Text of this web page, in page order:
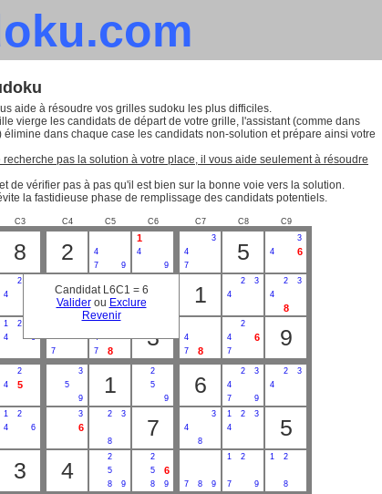
Candidat L6C1 = 6
Validerou Exclure
Revenir
aide à résoudre vos grilles sudoku les plus difficiles.
vierge les candidats de départ de votre grille, l'assistant (comme dans
élimine dans chaque case les candidats non-solution et prépare ainsi votre
recherche pas la solution à votre place, il vous aide seulement à résoudre
de vérifier pas à pas qu'il est bien sur la bonne voie vers la solution.
la fastidieuse phase de remplissage des candidats potentiels.
C3 C4 C5 C6 C7 C8 C9
8 2
4
7
9
1
4
9
3
4
7
5
3
4
6
2
4
5
9
6 4 1
2
3
4
2
3
4
8
1
2
4
6
7
4
7
8
3
4
7
8
2
4
6
7
9
2
4
5
3
5
9
1
2
5
9
6
2
3
4
7
9
2
3
4
1
2
4
6
3
6
2 3
8
7
3
4
8
1 2
3
4
5
3 4
2
5
8
9
2
5
6
8 9 7 8 9
1 2
7 9
1 2
8